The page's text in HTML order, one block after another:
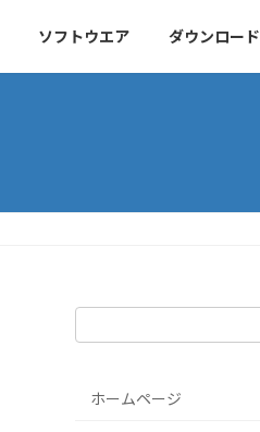
ソフトウエア ダウンロード
ホームページ